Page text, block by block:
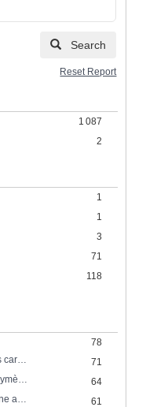
Search
Reset Report
1 087
2
1
1
3
71
118
78
H01B 3/44 - Isolateurs ou corps isolants caractérisés par le matériau isolantEmploi de matériaux spécifiés pour leurs propriétés isolantes ou diélectriques composés principalement de substances organiques matières plastiquesIsolateurs ou corps isolants caractérisés par le matériau isolantEmploi de matériaux spécifiés pour leurs propriétés isolantes ou diélectriques composés principalement de substances organiques résinesIsolateurs ou corps isolants caractérisés par le matériau isolantEmploi de matériaux spécifiés pour leurs propriétés isolantes ou diélectriques composés principalement de substances organiques cires résines vinyliquesIsolateurs ou corps isolants caractérisés par le matériau isolantEmploi de matériaux spécifiés pour leurs propriétés isolantes ou diélectriques composés principalement de substances organiques matières plastiquesIsolateurs ou corps isolants caractérisés par le matériau isolantEmploi de matériaux spécifiés pour leurs propriétés isolantes ou diélectriques composés principalement de substances organiques résinesIsolateurs ou corps isolants caractérisés par le matériau isolantEmploi de matériaux spécifiés pour leurs propriétés isolantes ou diélectriques composés principalement de substances organiques cires résines acryliques
71
C08L 23/04 - Homopolymères ou copolymères de l'éthylène
64
C08F 210/16 - Copolymères de l'éthylène avec des alpha-alcènes, p. ex. caoutchoucs EP
61